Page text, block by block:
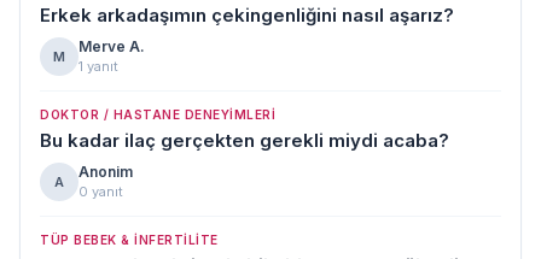
Erkek arkadaşımın çekingenliğini nasıl aşarız?
M
Merve A.
1 yanıt
DOKTOR / HASTANE DENEYIMLERI
Bu kadar ilaç gerçekten gerekli miydi acaba?
A
Anonim
0 yanıt
TÜP BEBEK & İNFERTILITE